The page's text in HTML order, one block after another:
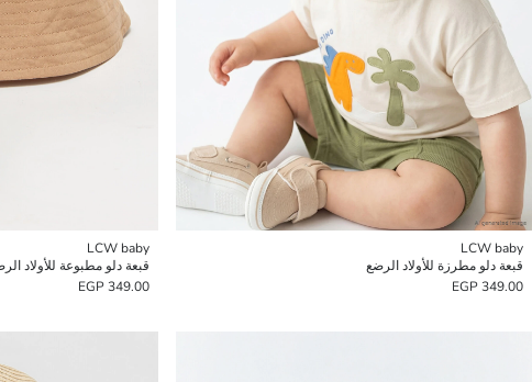
LCW baby
قبعة دلو مطرزة للأولاد الرضع
349.00 EGP
LCW baby
قبعة دلو مطبوعة للأولاد
349.00 EGP